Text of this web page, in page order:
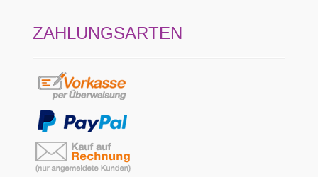
ZAHLUNGSARTEN